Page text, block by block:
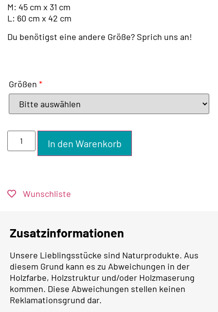
M: 45 cm x 31 cm
L: 60 cm x 42 cm
Du benötigst eine andere Größe? Sprich uns an!
Größen *
In den Warenkorb
Wunschliste
Zusatzinformationen
Unsere Lieblingsstücke sind Naturprodukte. Aus
diesem Grund kann es zu Abweichungen in der
Holzfarbe, Holzstruktur und/oder Holzmaserung
kommen. Diese Abweichungen stellen keinen
Reklamationsgrund dar.